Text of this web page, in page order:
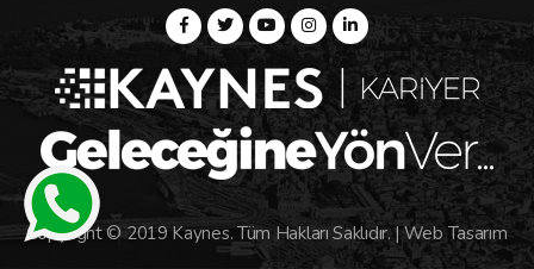
Copyright © 2019 Kaynes. Tüm Hakları Saklıdır. |Web Tasarım